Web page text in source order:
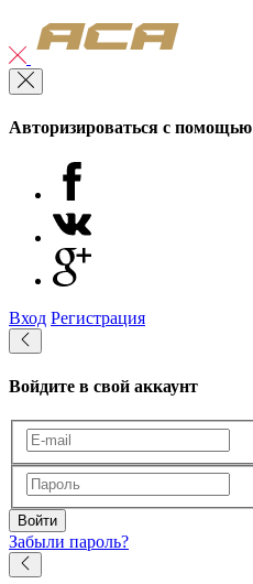
Авторизироваться с помощью
Вход Регистрация
Войдите в свой аккаунт
Войти
Забыли пароль?